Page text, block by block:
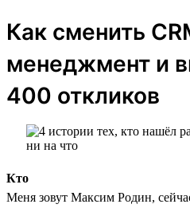
Как сменить
менеджмент и
400 откликов
Кто
Меня зовут Максим Родин,